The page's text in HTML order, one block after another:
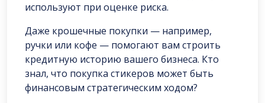
используют при оценке риска.
Даже крошечные покупки — например,
ручки или кофе — помогают вам строить
кредитную историю вашего бизнеса. Кто
знал, что покупка стикеров может быть
финансовым стратегическим ходом?